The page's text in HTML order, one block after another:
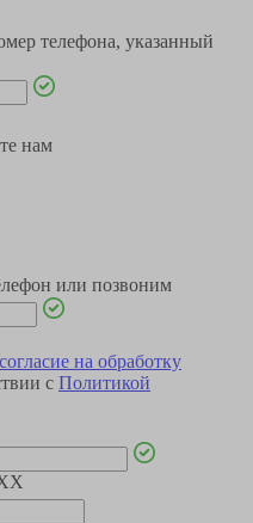
телефона, указанный
нам
или позвоним
согласие на обработку
с Политикой